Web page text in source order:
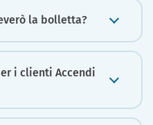
la bolletta?
i clienti Accendi